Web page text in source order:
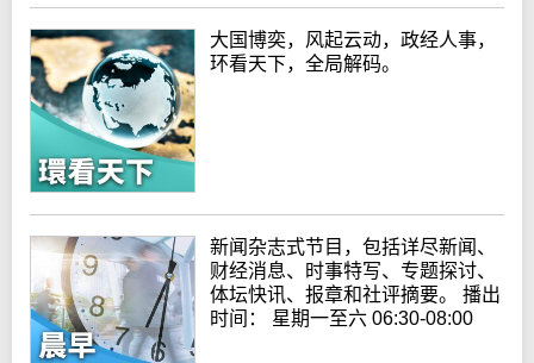
大国博奕，风起云动，政经人事，
环看天下，全局解码。
新闻杂志式节目，包括详尽新闻、
财经消息、时事特写、专题探讨、
体坛快讯、报章和社评摘要。 播出
时间： 星期一至六 06:30-08:00